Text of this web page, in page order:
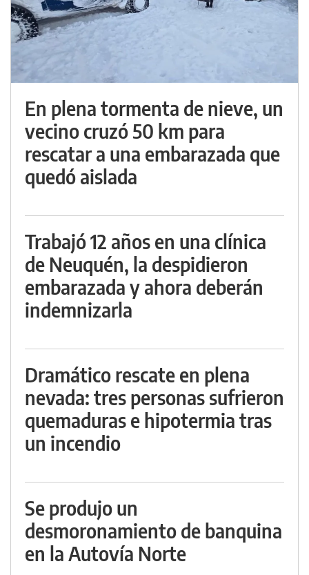
En plena tormenta de nieve, un
vecino cruzó 50 km para
rescatar a una embarazada que
quedó aislada
Trabajó 12 años en una clínica
de Neuquén, la despidieron
embarazada y ahora deberán
indemnizarla
Dramático rescate en plena
nevada: tres personas sufrieron
quemaduras e hipotermia tras
un incendio
Se produjo un
desmoronamiento de banquina
en la Autovía Norte